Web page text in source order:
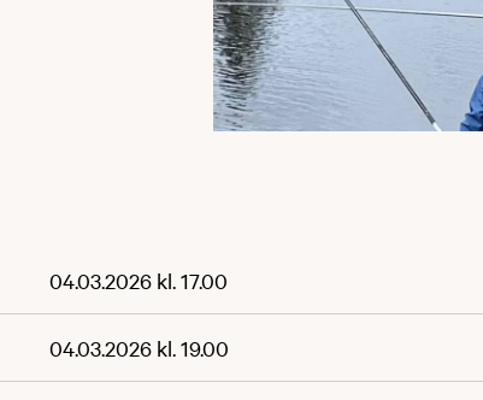
04.03.2026 kl. 17.00
04.03.2026 kl. 19.00